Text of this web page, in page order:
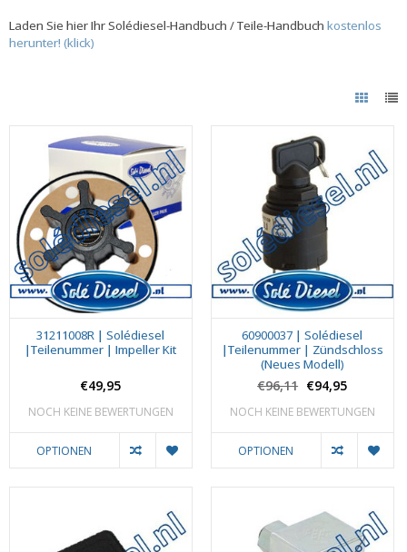
Laden Sie hier Ihr Solédiesel-Handbuch / Teile-Handbuch kostenlos
herunter! (klick)
31211008R | Solédiesel
|Teilenummer | Impeller Kit
€49,95
NOCH KEINE BEWERTUNGEN
OPTIONEN
60900037 | Solédiesel
|Teilenummer | Zündschloss
(Neues Modell)
€96,11 €94,95
NOCH KEINE BEWERTUNGEN
OPTIONEN